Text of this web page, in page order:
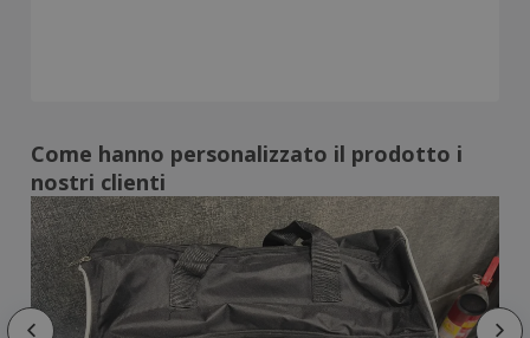
Come hanno personalizzato il prodotto i
nostri clienti